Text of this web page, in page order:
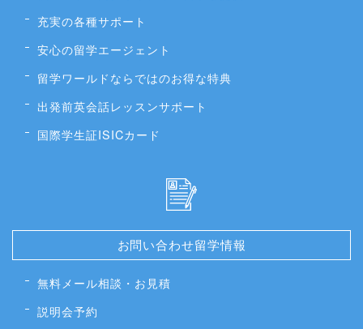
充実の各種サポート
安心の留学エージェント
留学ワールドならではのお得な特典
出発前英会話レッスンサポート
国際学生証ISICカード
お問い合わせ留学情報
無料メール相談・お見積
説明会予約